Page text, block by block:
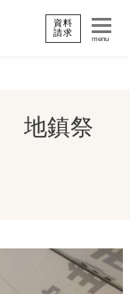
資料
請求
menu
地鎮祭